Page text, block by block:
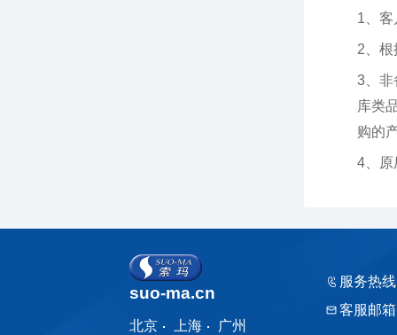
1、
2、
购的
4、原
suo-ma.cn
北京 上海 广州
服务热
客服邮